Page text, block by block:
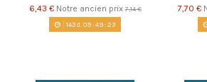
6,43 € Notre ancien prix7,14 €
143d. 09:49:23
7,70 €